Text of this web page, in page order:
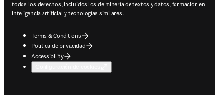
todos los derechos, incluidos los de minería de textos y datos, formación en
inteligencia artificial y tecnologías similares.
Terms & Conditions
Política de privacidad
Accessibility